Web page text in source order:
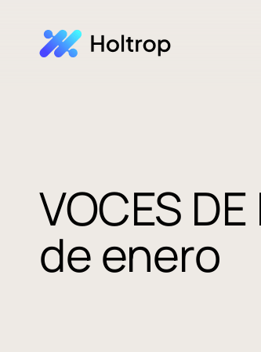
VOCES
de enero